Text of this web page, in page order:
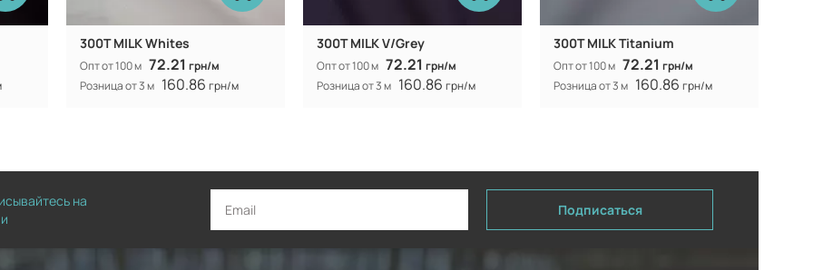
300T MILK Whites
Опт от 100 м 72.21 грн/м
Розница от 3 м 160.86 грн/м
300T MILK V/Grey
Опт от 100 м 72.21 грн/м
Розница от 3 м 160.86 грн/м
300T MILK Titanium
Опт от 100 м 72.21 грн/м
Розница от 3 м 160.86 грн/м
на
Подписаться